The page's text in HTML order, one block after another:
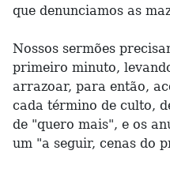
que denunciamos as
Nossos sermões
primeiro minuto,
arrazoar, para então,
cada término de culto,
de "quero mais", e os
um "a seguir, cenas do